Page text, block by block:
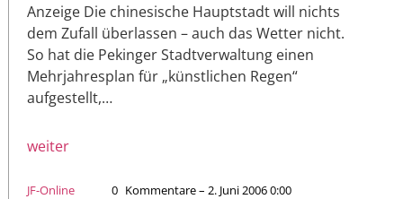
Anzeige Die chinesische Hauptstadt will nichts
dem Zufall überlassen – auch das Wetter nicht.
So hat die Pekinger Stadtverwaltung einen
Mehrjahresplan für „künstlichen Regen“
aufgestellt,…
weiter
JF-Online 0 Kommentare – 2. Juni 2006 0:00